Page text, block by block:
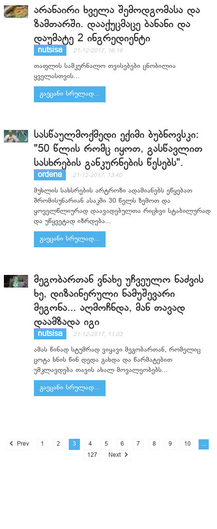
არანაირი ხველა შემოდგომასა და
ზამთარში. დააქუცმაცე ბანანი და
დაუმატე 2 ინგრედიენტი
nutsisa 21-12-2017, 16:16
თაფლის სამკურნალო თვისებები ცნობილია
ყველასთვის...
გაეცანი სრულად...
სასწაულმოქმედი ექიმი ბუბნოვსკი:
"50 წლის რომც იყოთ, გასწავლით
სასხრების განკურნების წესებს".
ordena 21-12-2017, 13:40
მუხლის სახსრების არტროზი ადამიანებს ეწყებათ
შრომისუნარიან ასაკში 30 წელს ზემოთ და
ყოველწლიურად დაავადებულთა რიცხვი სტაბილურად
და უწყვეტად იზრდება...
გაეცანი სრულად...
მეგობართან ვნახე უჩვეულო ნაძვის
ხე, დიზაინერული ნამუშევარი
მეგონა... აღმოჩნდა, მან თავად
დაამზადა იგი
nutsisa 21-12-2017, 11:03
ამას წინად სტუმრად ვიყავი მეგობართან, რომელიც
ცოტა ხნის წინ დედა გახდა და წარმატებით
უმკლავდება თავის ახალ მოვალეობებს...
გაეცანი სრულად...
Prev 1 2 3 4 5 6 7 8 9 10
...
127
Next